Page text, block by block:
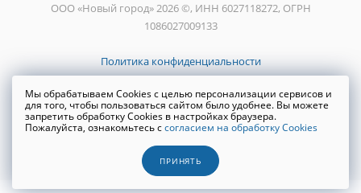
ООО «Новый город» 2026 ©, ИНН 6027118272, ОГРН
1086027009133
Политика конфиденциальности
Создание сайта WRP
Мы обрабатываем Cookies с целью персонализации сервисов и
для того, чтобы пользоваться сайтом было удобнее. Вы можете
запретить обработку Cookies в настройках браузера.
Пожалуйста, ознакомьтесь ссогласием на обработку Cookies
ПРИНЯТЬ